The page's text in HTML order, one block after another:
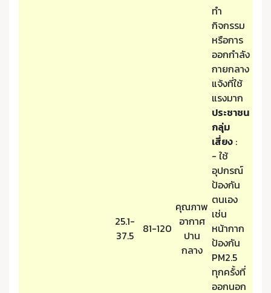
25.1-
37.5
81-120
คุณภาพ
อากาศ
ปาน
กลาง
ทำ
กิจกรรม
หรือการ
ออกกำลัง
กายกลาง
แจ้งที่ใช้
แรงมาก
ประชาชน
กลุ่ม
เสี่ยง :
- ใช้
อุปกรณ์
ป้องกัน
ตนเอง
เช่น
หน้ากาก
ป้องกัน
PM2.5
ทุกครั้งที่
ออกนอก